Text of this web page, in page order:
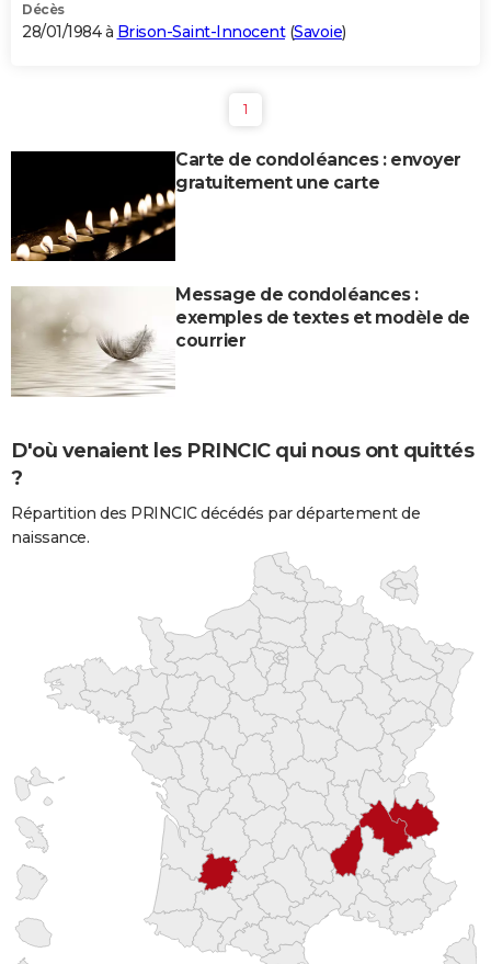
Décès
28/01/1984 à Brison-Saint-Innocent(Savoie)
1
Carte de condoléances : envoyer
gratuitement une carte
Message de condoléances :
exemples de textes et modèle de
courrier
D'où venaient les PRINCIC qui nous ont quittés
?
Répartition des PRINCIC décédés par département de
naissance.